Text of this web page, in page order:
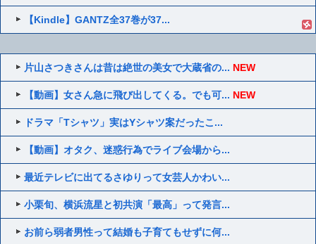
【Kindle】GANTZ全37巻が37...
片山さつきさんは昔は絶世の美女で大蔵省の... NEW
【動画】女さん急に飛び出してくる。でも可... NEW
ドラマ「Tシャツ」実はYシャツ案だったこ...
【動画】オタク、迷惑行為でライブ会場から...
最近テレビに出てるさゆりって女芸人かわい...
小栗旬、横浜流星と初共演「最高」って発言...
お前ら弱者男性って結婚も子育てもせずに何...